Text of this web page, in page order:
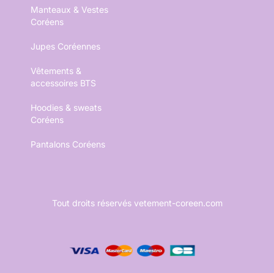
Manteaux & Vestes
Coréens
Jupes Coréennes
Vêtements &
accessoires BTS
Hoodies & sweats
Coréens
Pantalons Coréens
Tout droits réservés vetement-coreen.com